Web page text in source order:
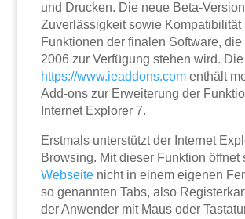
und Drucken. Die neue Beta-
Zuverlässigkeit sowie Kompatibilität
Funktionen der finalen Software,
2006 zur Verfügung stehen wird.
https://www.ieaddons.com enthält
Add-ons zur Erweiterung der
Internet Explorer 7.
Erstmals unterstützt der Internet
Browsing. Mit dieser Funktion öffnet
Webseite nicht in einem eigenen
so genannten Tabs, also
der Anwender mit Maus oder